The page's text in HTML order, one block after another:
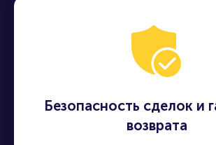
Безопасность сделок и
возврата